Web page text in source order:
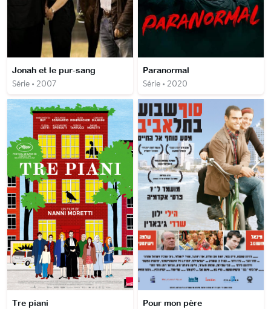
Jonah et le pur-sang
Série • 2007
Paranormal
Série • 2020
Tre piani Pour mon père